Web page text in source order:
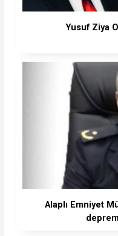
Yusuf Ziya
Alaplı Emniyet